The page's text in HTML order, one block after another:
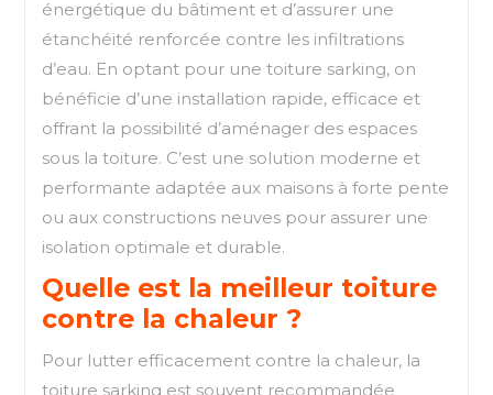
énergétique du bâtiment et d’assurer une
étanchéité renforcée contre les infiltrations
d’eau. En optant pour une toiture sarking, on
bénéficie d’une installation rapide, efficace et
offrant la possibilité d’aménager des espaces
sous la toiture. C’est une solution moderne et
performante adaptée aux maisons à forte pente
ou aux constructions neuves pour assurer une
isolation optimale et durable.
Quelle est la meilleur toiture
contre la chaleur ?
Pour lutter efficacement contre la chaleur, la
toiture sarking est souvent recommandée